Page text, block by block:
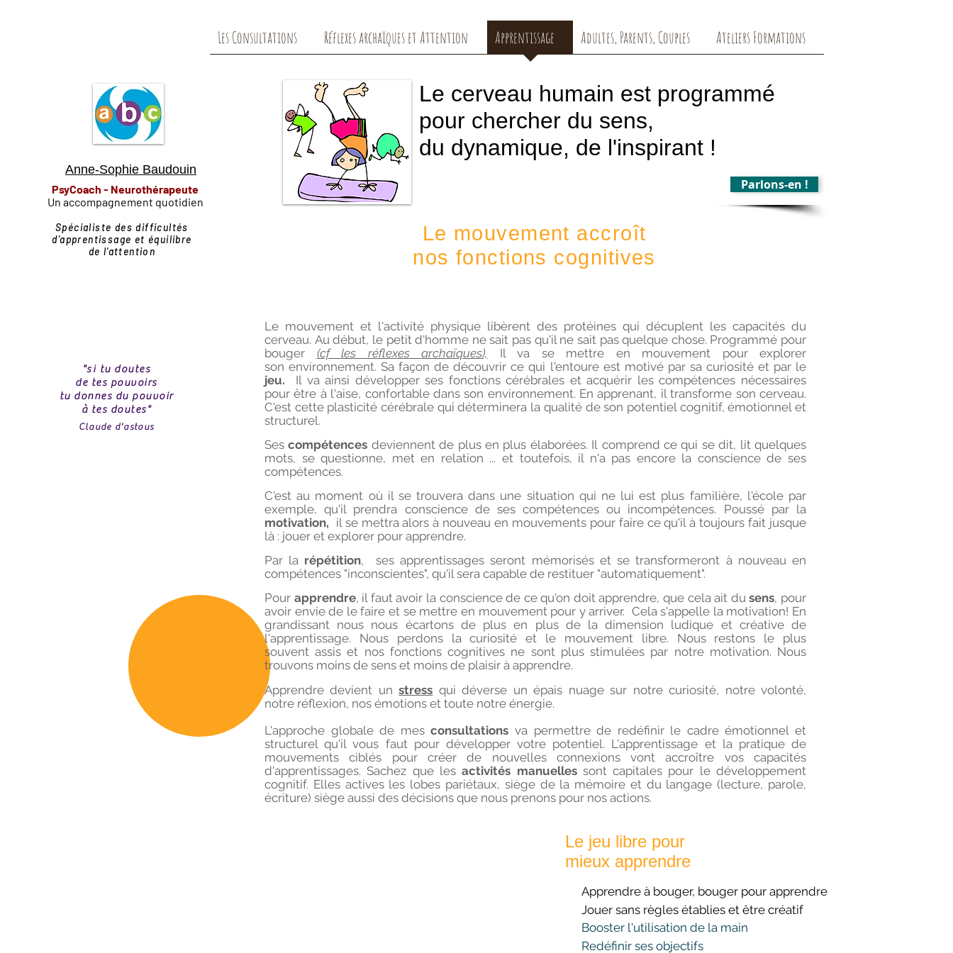
Les Consultations Réflexes archaïques et Attention Apprentissage Adultes, Parents, Couples Ateliers Formations
Anne-Sophie Baudouin
PsyCoach - Neurothérapeute
Un accompagnement quotidien
Le cerveau humain est programmé
pour chercher du sens,
du dynamique, de l'inspirant !
Parlons-en !
Le mouvement accroît
nos fonctions cognitives
Spécialiste des difficultés
d'apprentissage et équilibre
de l'attention
"si tu doutes
de tes pouvoirs
tu donnes du pouvoir
à tes doutes"
Claude d'astous
Le mouvement et l'activité physique libèrent des protéines qui décuplent les capacités du
cerveau. Au début, le petit d'homme ne sait pas qu'il ne sait pas quelque chose. Programmé pour
bouger (cf les réflexes archaïques), Il va se mettre en mouvement pour explorer
son environnement. Sa façon de découvrir ce qui l'entoure est motivé par sa curiosité et par le
jeu.
Il va ainsi développer ses fonctions cérébrales et acquérir les compétences nécessaires
pour être à l'aise, confortable dans son environnement. En apprenant, il transforme son cerveau.
C'est cette plasticité cérébrale qui déterminera la qualité de son potentiel cognitif, émotionnel et
structurel.
Sescompétences deviennent de plus en plus élaborées. Il comprend ce qui se dit, lit quelques
mots, se questionne, met en relation ... et toutefois, il n'a pas encore la conscience de ses
compétences.
C'est au moment où il se trouvera dans une situation qui ne lui est plus familière, l'école par
exemple, qu'il prendra conscience de ses compétences ou incompétences. Poussé par la
motivation, il se mettra alors à nouveau en mouvements pour faire ce qu'il à toujours fait jusque
là : jouer et explorer pour apprendre.
Par la répétition, ses apprentissages seront mémorisés et se transformeront à nouveau en
compétences "inconscientes", qu'il sera capable de restituer "automatiquement".
Pour apprendre, il faut avoir la conscience de ce qu'on doit apprendre, que cela ait dusens, pour
avoir envie de le faire et se mettre en mouvement pour y arriver. Cela s'appelle la motivation! En
grandissant nous nous écartons de plus en plus de la dimension ludique et créative de
l'apprentissage. Nous perdons la curiosité et le mouvement libre. Nous restons le plus
souvent assis et nos fonctions cognitives ne sont plus stimulées par notre motivation. Nous
trouvons moins de sens et moins de plaisir à apprendre.
Apprendre devient unstress qui déverse un épais nuage sur notre curiosité, notre volonté,
notre réflexion, nos émotions et toute notre énergie.
L'approche globale de mesconsultations va permettre de redéfinir le cadre émotionnel et
structurel qu'il vous faut pour développer votre potentiel. L'apprentissage et la pratique de
mouvements ciblés pour créer de nouvelles connexions vont accroître vos capacités
d'apprentissages. Sachez que les activités manuelles sont capitales pour le développement
cognitif. Elles actives les lobes pariétaux, siège de la mémoire etdu langage (lecture, parole,
écriture) siège aussi des décisions que nous prenons pour nos actions.
Le jeu libre pour
mieux apprendre
Apprendre à bouger, bouger pour apprendre
Jouer sans règles établies et être créatif
Booster l'utilisation de la main
Redéfinir ses objectifs